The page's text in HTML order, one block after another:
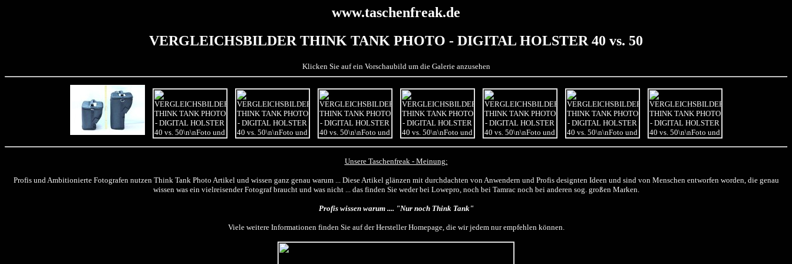
www.taschenfreak.de
VERGLEICHSBILDER THINK TANK PHOTO - DIGITAL HOLSTER 40 vs. 50
Klicken Sie auf ein Vorschaubild um die Galerie anzusehen
Unsere Taschenfreak - Meinung:
Profis und Ambitionierte Fotografen nutzen Think Tank Photo Artikel und wissen ganz genau warum ... Diese Artikel glänzen mit durchdachten von Anwendern und Profis designten Ideen und sind von Menschen entworfen worden, die genau
wissen was ein vielreisender Fotograf braucht und was nicht ... das finden Sie weder bei Lowepro, noch bei Tamrac noch bei anderen sog. großen Marken.
Profis wissen warum .... "Nur noch Think Tank"
Viele weitere Informationen finden Sie auf der Hersteller Homepage, die wir jedem nur empfehlen können.